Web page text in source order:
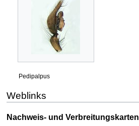
Pedipalpus
Weblinks
Nachweis- und Verbreitungskarten